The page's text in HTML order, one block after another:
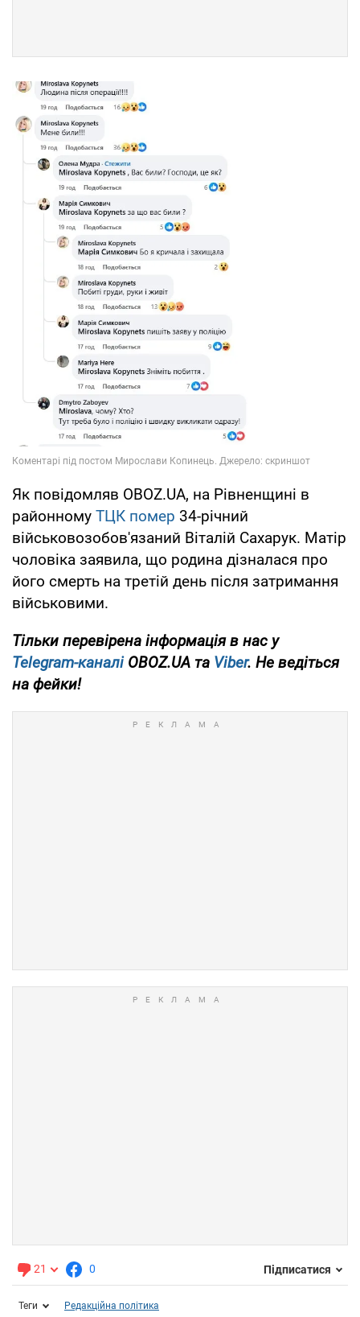
Як повідомляв OBOZ.UA, на Рівненщині в
районному ТЦК помер 34-річний
військовозобов'язаний Віталій Сахарук. Матір
чоловіка заявила, що родина дізналася про
його смерть на третій день після затримання
військовими.
Тільки перевірена інформація в нас у
Telegram-каналіOBOZ.UA та Viber. Не ведіться
на фейки!
21 0 Підписатися
Теги Редакційна політика